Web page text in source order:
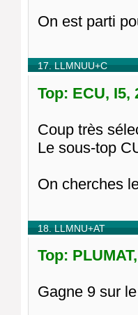
On est parti
17. LLMNUU+C
Top: ECU, I5,
Coup très
Le sous-top
On cherches
18. LLMNU+AT
Top:
Gagne 9 sur